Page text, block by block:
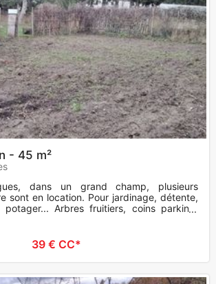
- 45 m²
dans un grand champ, plusieurs
sont en location. Pour jardinage, détente,
potager... Arbres fruitiers, coins parking,
39 € CC*